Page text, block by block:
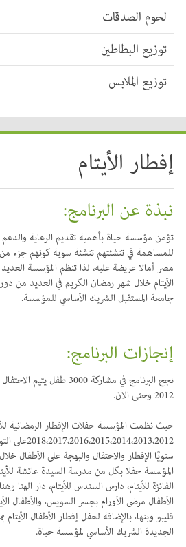
لحوم الصدقات
توزيع البطاطين
توزيع الملابس
إفطار الأيتام
نبذة عن البرنامج:
تؤمن مؤسسة حياة بأهمية تقديم الرعاية والدعم
للمساهمة في تنشئتهم تنشئة سوية كونهم جزء
مصر أمالا عريضة عليه، لذا تنظم المؤسسة
الأيتام خلال شهر رمضان الكريم في العديد من دور
جامعة المستقبل الشريك الأساسي للمؤسسة.
إنجازات البرنامج:
نجح البرنامج في مشاركة 3000
2012 وحتى الآن.
حيث نظمت المؤسسة حفلات الإفطار الرمضانية
سنويًا الإفطار والاحتفال والبهجة على الأطفال
المؤسسة حفلا بكل من مدرسة السيدة عائشة
الفائزة للأيتام، دارس السندس للأيتام، دار الهنا
الأطفال مرضى الأورام بجسر السويس، والأطفال
قليبو وبنها، بالإضافة لحفل إفطار الأطفال
الجديدة الشريك الأساسي لمؤسسة حياة.